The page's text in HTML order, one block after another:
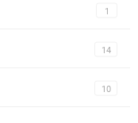
1
14
10